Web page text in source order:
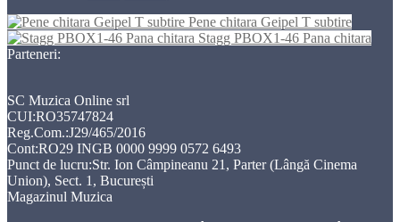
Pene chitara Geipel T subtire
Stagg PBOX1-46 Pana chitara
Parteneri:
SC Muzica Online srl
CUI:RO35747824
Reg.Com.:J29/465/2016
Cont:RO29 INGB 0000 9999 0572 6493
Punct de lucru:Str. Ion Câmpineanu 21, Parter (Lângă Cinema
Union), Sect. 1, București
Magazinul Muzica